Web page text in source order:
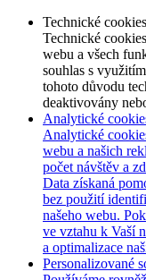
Technické cookies
Technické
webu a všech
souhlas s
tohoto důvodu
deaktivovány
Analytické
Analytické
webu a našich
počet návštěv a
Data získaná
bez použití
našeho webu.
ve vztahu k Vaší
a optimalizace
Personalizované